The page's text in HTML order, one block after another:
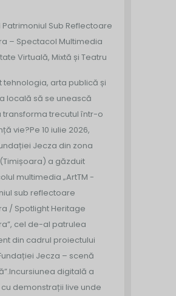
Patrimoniul Sub Reflectoare
– Spectacol Multimedia
Virtuală, Mixtă și Teatru
tehnologia, arta publică și
locală să se unească
transforma trecutul într-o
vie?Pe 10 iulie 2026,
Jecza din zona
a găzduit
multimedia „ArtTM -
sub reflectoare
/ Spotlight Heritage
cel de-al patrulea
din cadrul proiectului
Jecza – scenă
Incursiunea digitală a
demonstrații live unde